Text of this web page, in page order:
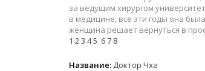
2022
2021
Русские
за ведущим хирургом
в медицине, все эти годы она
женщина решает вернуться в
1 23 45 67 8
Название: Доктор Чха